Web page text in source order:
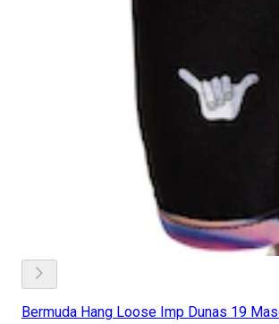
Bermuda Hang Loose Imp Dunas 19